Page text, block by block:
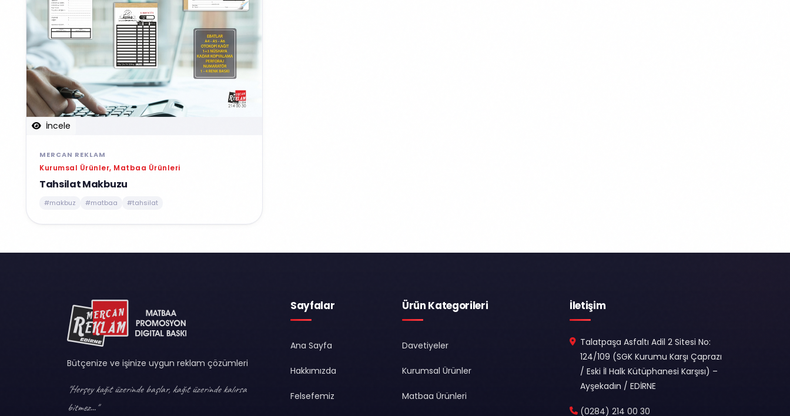
İncele
MERCAN REKLAM
Kurumsal Ürünler, Matbaa Ürünleri
Tahsilat Makbuzu
#makbuz #matbaa #tahsilat
Bütçenize ve işinize uygun reklam çözümleri
"Herşey kağıt üzerinde başlar, kağıt üzerinde kalırsa
bitmez..."
Sayfalar
Ana Sayfa
Hakkımızda
Felsefemiz
Ürün Kategorileri
Davetiyeler
Kurumsal Ürünler
Matbaa Ürünleri
İletişim
Talatpaşa Asfaltı Adil 2 Sitesi No:
124/109 (SGK Kurumu Karşı Çaprazı
/ Eski İl Halk Kütüphanesi Karşısı) –
Ayşekadın / EDİRNE
(0284) 214 00 30